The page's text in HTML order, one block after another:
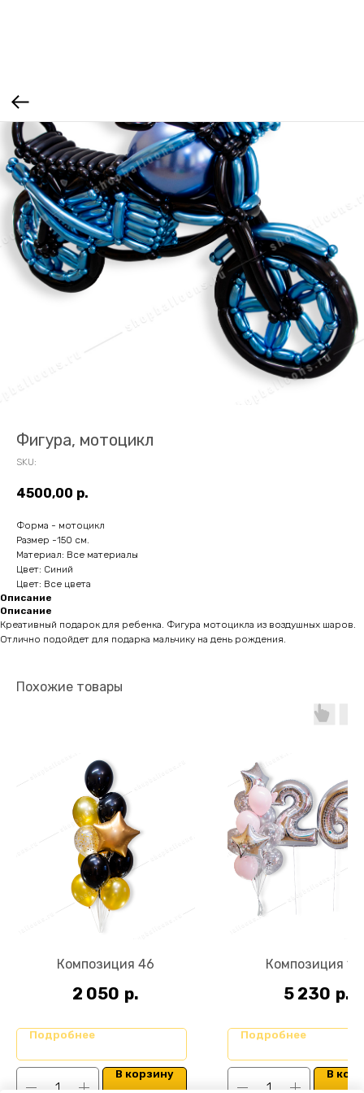
Фигура, мотоцикл
SKU:
4500,00 р.
Форма - мотоцикл
Размер -150 см.
Материал: Все материалы
Цвет: Синий
Цвет: Все цвета
Описание
Описание
Креативный подарок для ребенка. Фигура мотоцикла из воздушных шаров.
Отлично подойдет для подарка мальчику на день рождения.
Похожие товары
Композиция 46
2 050 р.
Подробнее
В корзину
Композиция
5 230 р.
Подробнее
В